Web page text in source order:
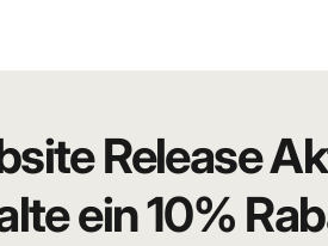
Release
ein 10%